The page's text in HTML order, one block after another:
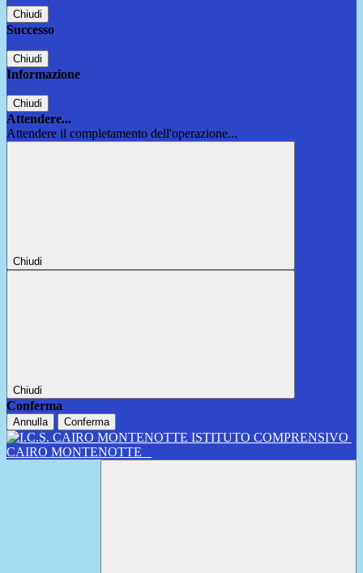
Chiudi
Successo
Chiudi
Informazione
Chiudi
Attendere...
Attendere il completamento dell'operazione...
Chiudi
Chiudi
Conferma
Annulla Conferma
ISTITUTO COMPRENSIVO
CAIRO MONTENOTTE